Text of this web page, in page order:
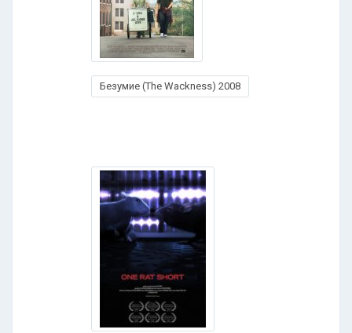
Безумие (The Wackness) 2008